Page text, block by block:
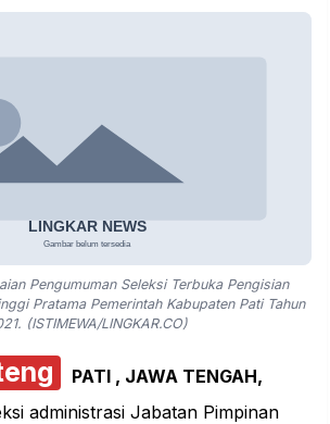
Pengumuman Seleksi Terbuka Pengisian
Pratama Pemerintah Kabupaten Pati Tahun
(ISTIMEWA/LINGKAR.CO)
PATI , JAWA TENGAH,
administrasi Jabatan Pimpinan